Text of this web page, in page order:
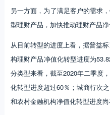
另一方面，为了满足客户的需求
型理财产品，加快推动理财产品
从目前转型的进度上看，据普益
构理财产品净值化转型进度为
分类型来看，截至2020年二季度
化转型进度超过60％；城商行次
和农村金融机构净值化转型进度尚